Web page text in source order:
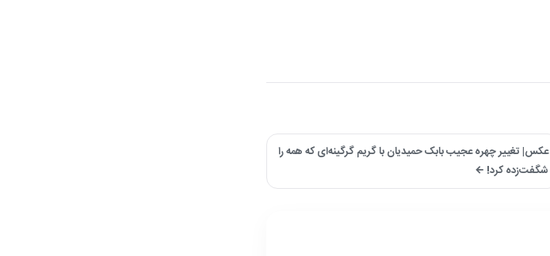
عکس| تغییر چهره عجیب بابک حمیدیان با گریم گرگینه‌ای که همه را
شگفت‌زده کرد! ←